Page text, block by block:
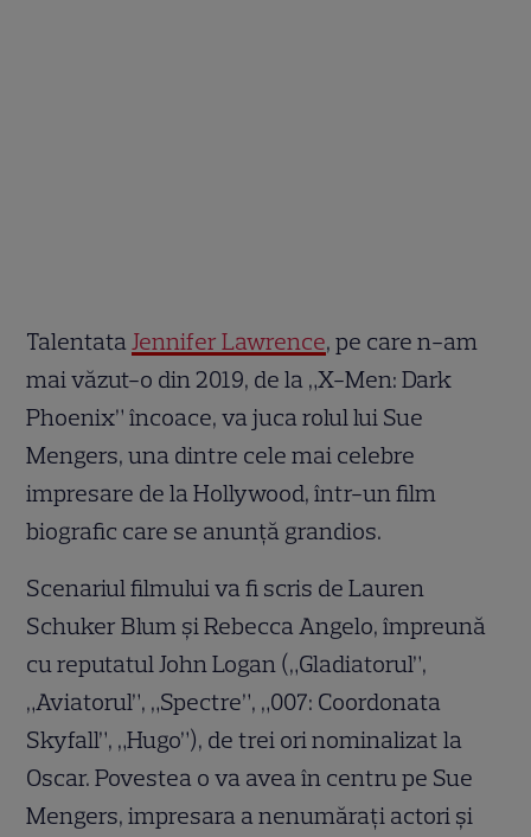
TalentataJennifer Lawrence, pe care n-am
mai văzut-o din 2019, de la „X-Men: Dark
Phoenix” încoace, va juca rolul lui Sue
Mengers, una dintre cele mai celebre
impresare de la Hollywood, într-un film
biografic care se anunță grandios.
Scenariul filmului va fi scris de Lauren
Schuker Blum și Rebecca Angelo, împreună
cu reputatul John Logan („Gladiatorul”,
„Aviatorul”, „Spectre”, „007: Coordonata
Skyfall”, „Hugo”), de trei ori nominalizat la
Oscar. Povestea o va avea în centru pe Sue
Mengers, impresara a nenumărați actori și